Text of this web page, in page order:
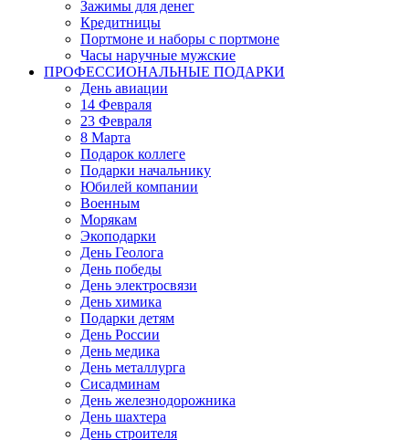
Зажимы для денег
Кредитницы
Портмоне и наборы с портмоне
Часы наручные мужские
ПРОФЕССИОНАЛЬНЫЕ ПОДАРКИ
День авиации
14 Февраля
23 Февраля
8 Марта
Подарок коллеге
Подарки начальнику
Юбилей компании
Военным
Морякам
Экоподарки
День Геолога
День победы
День электросвязи
День химика
Подарки детям
День России
День медика
День металлурга
Сисадминам
День железнодорожника
День шахтера
День строителя